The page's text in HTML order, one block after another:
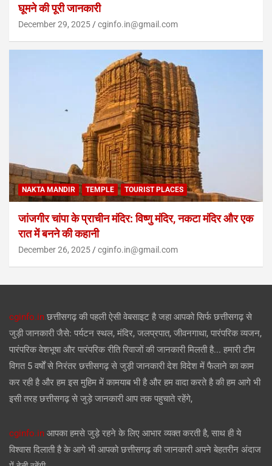
घूमने की पूरी जानकारी
December 29, 2025 cginfo.in@gmail.com
NAKTA MANDIR TEMPLE TOURIST PLACES
जांजगीर चांपा के प्राचीन मंदिर: विष्णु मंदिर, नकटा मंदिर और एक
रात में बनने की कहानी
December 26, 2025 cginfo.in@gmail.com
cginfo.in छत्तीसगढ़ की पहली ऐसी वेबसाइट है जहा आपको सिर्फ छत्तीसगढ़ से
जुड़ी जानकारी जैसे: पर्यटन स्थल, मंदिर, जलप्रपात, जीवनगाथा, पारंपरिक व्यजन,
पारंपरिक वेशभूषा और पारंपरिक रीति रिवाजों की जानकारी मिलती है... हमारी टीम
विगत 5 वर्षों से निरंतर छत्तीसगढ़ से जुड़ी जानकारी देश विदेश में फैलाने का काम
कर रही है और हम इस मुहिम में कामयाब भी है और हम वादा करते है की हम आगे भी
इसी तरह छत्तीसगढ़ से जुड़े जानकारी आप तक पहुचाते रहेंगे,
cginfo.in आपका हमसे जुड़े रहने के लिए आभार व्यक्त करती है, साथ ही ये
विश्वास दिलाती है के आगे भी आपको छत्तीसगढ़ की जानकारी अपने बेहतरीन अंदाज